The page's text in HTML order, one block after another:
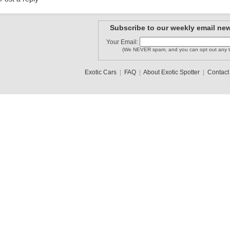
Subscribe to our weekly email
Your Email:
(We NEVER spam, and you can opt out any
Exotic Cars| FAQ| About Exotic Spotter| Contact